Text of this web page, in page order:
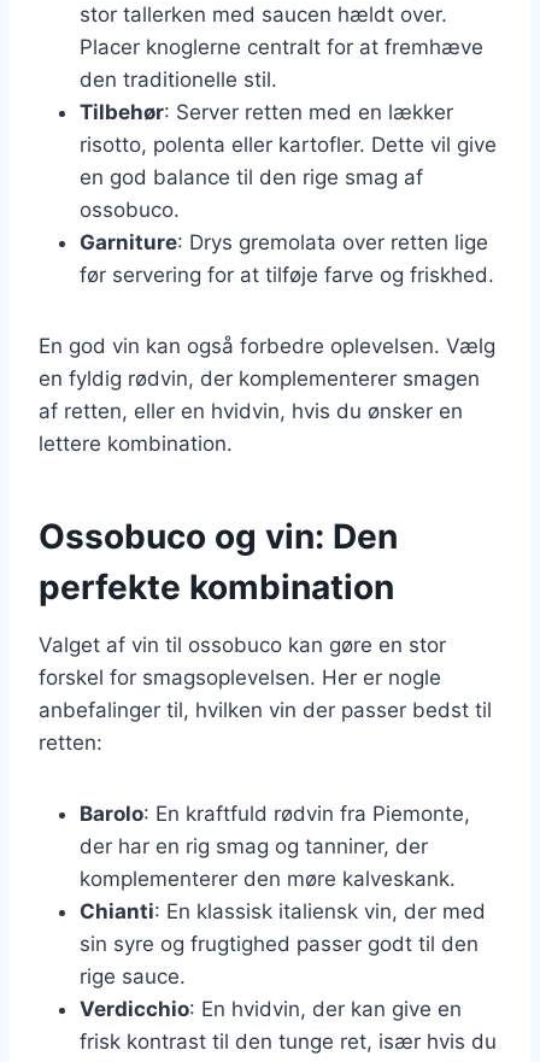
stor tallerken med saucen hældt over.
Placer knoglerne centralt for at fremhæve
den traditionelle stil.
Tilbehør: Server retten med en lækker
risotto, polenta eller kartofler. Dette vil give
en god balance til den rige smag af
ossobuco.
Garniture: Drys gremolata over retten lige
før servering for at tilføje farve og friskhed.
En god vin kan også forbedre oplevelsen. Vælg
en fyldig rødvin, der komplementerer smagen
af retten, eller en hvidvin, hvis du ønsker en
lettere kombination.
Ossobuco og vin: Den
perfekte kombination
Valget af vin til ossobuco kan gøre en stor
forskel for smagsoplevelsen. Her er nogle
anbefalinger til, hvilken vin der passer bedst til
retten:
Barolo: En kraftfuld rødvin fra Piemonte,
der har en rig smag og tanniner, der
komplementerer den møre kalveskank.
Chianti: En klassisk italiensk vin, der med
sin syre og frugtighed passer godt til den
rige sauce.
Verdicchio: En hvidvin, der kan give en
frisk kontrast til den tunge ret, især hvis du